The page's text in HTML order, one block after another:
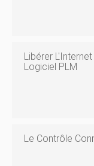
Libérer
Logiciel PLM
Le Contrôle